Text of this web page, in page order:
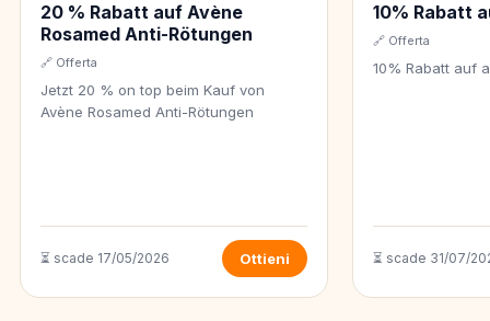
20 % Rabatt auf Avène
Rosamed Anti-Rötungen
🔗 Offerta
Jetzt 20 % on top beim Kauf von
Avène Rosamed Anti-Rötungen
⏳ scade 17/05/2026 Ottieni
10% Rabatt
🔗 Offerta
10% Rabatt auf
⏳ scade 31/07/